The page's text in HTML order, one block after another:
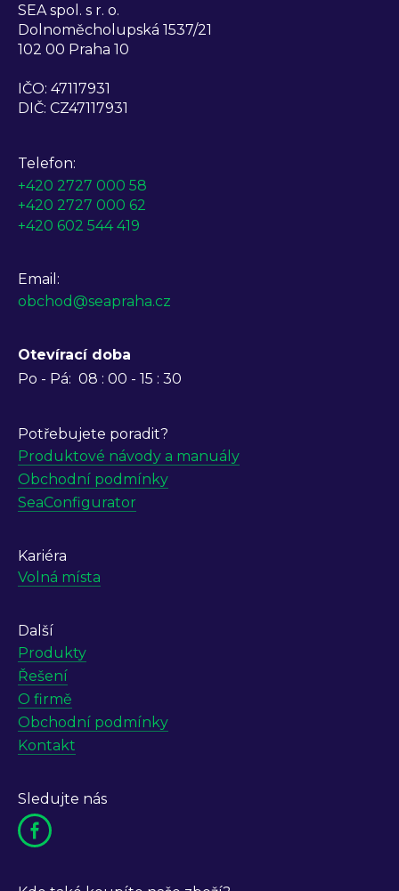
SEA spol. s r. o.
Dolnoměcholupská 1537/21
102 00 Praha 10
IČO: 47117931
DIČ: CZ47117931
Telefon:
+420 2727 000 58
+420 2727 000 62
+420 602 544 419
Email:
obchod@seapraha.cz
Otevírací doba
Po - Pá: 08 : 00 - 15 : 30
Potřebujete poradit?
Produktové návody a manuály
Obchodní podmínky
SeaConfigurator
Kariéra
Volná místa
Další
Produkty
Řešení
O firmě
Obchodní podmínky
Kontakt
Sledujte nás